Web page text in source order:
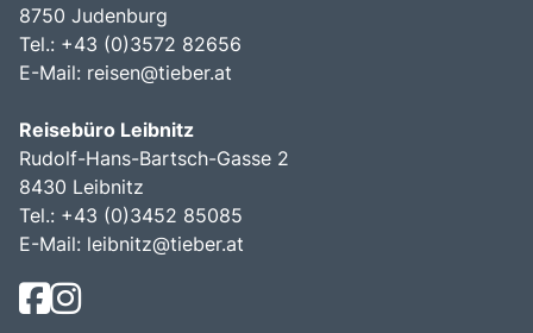
8750 Judenburg
Tel.: +43 (0)3572 82656
E-Mail: reisen@tieber.at
Reisebüro Leibnitz
Rudolf-Hans-Bartsch-Gasse 2
8430 Leibnitz
Tel.: +43 (0)3452 85085
E-Mail: leibnitz@tieber.at